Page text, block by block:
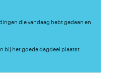
die vandaag hebt gedaan en
bij het goede dagdeel plaatst.